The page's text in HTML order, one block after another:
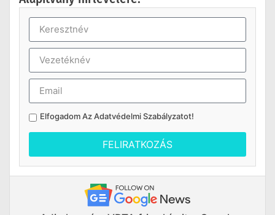
Elfogadom AzAdatvédelmi Szabályzatot!
FELIRATKOZÁS